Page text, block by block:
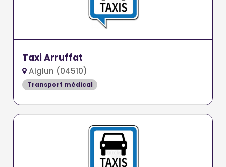
Taxi Arruffat
Aiglun (04510)
Transport médical